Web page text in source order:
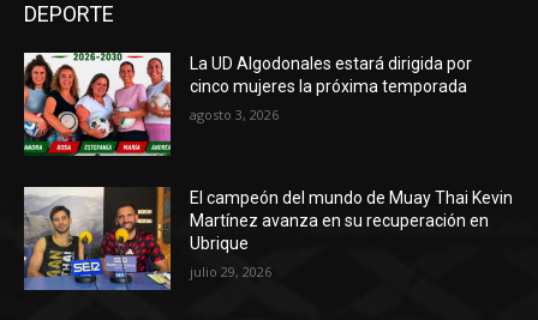
DEPORTE
La UD Algodonales estará dirigida por
cinco mujeres la próxima temporada
agosto 3, 2026
El campeón del mundo de Muay Thai Kevin
Martínez avanza en su recuperación en
Ubrique
julio 29, 2026